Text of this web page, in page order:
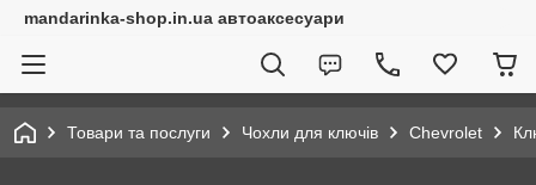
mandarinka-shop.in.ua автоаксесуари
Товари та послуги Чохли для ключів Chevrolet